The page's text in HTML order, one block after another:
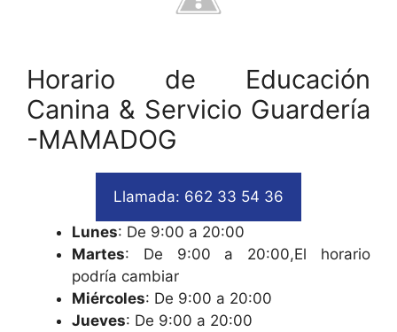
Horario de Educación
Canina & Servicio Guardería
-MAMADOG
Llamada: 662 33 54 36
Lunes: De 9:00 a 20:00
Martes: De 9:00 a 20:00,El horario
podría cambiar
Miércoles: De 9:00 a 20:00
Jueves: De 9:00 a 20:00